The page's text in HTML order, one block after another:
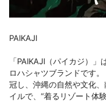
PAIKAJI
「PAIKAJI（パイカジ）
ロハシャツブランドです
冠し、沖縄の自然や文化
イルで、“着るリゾート体